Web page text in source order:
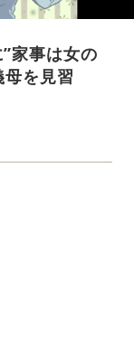
家事は女の
を見習